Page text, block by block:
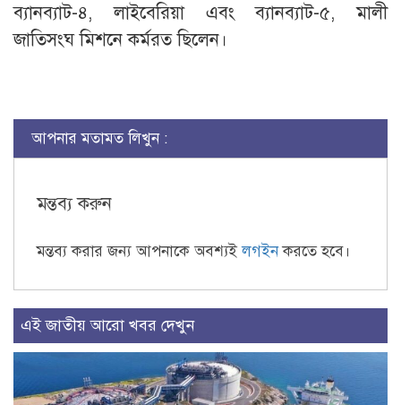
ব্যানব্যাট-৪, লাইবেরিয়া এবং ব্যানব্যাট-৫, মালী
জাতিসংঘ মিশনে কর্মরত ছিলেন।
আপনার মতামত লিখুন :
মন্তব্য করুন
মন্তব্য করার জন্য আপনাকে অবশ্যইলগইনকরতে হবে।
এই জাতীয় আরো খবর দেখুন